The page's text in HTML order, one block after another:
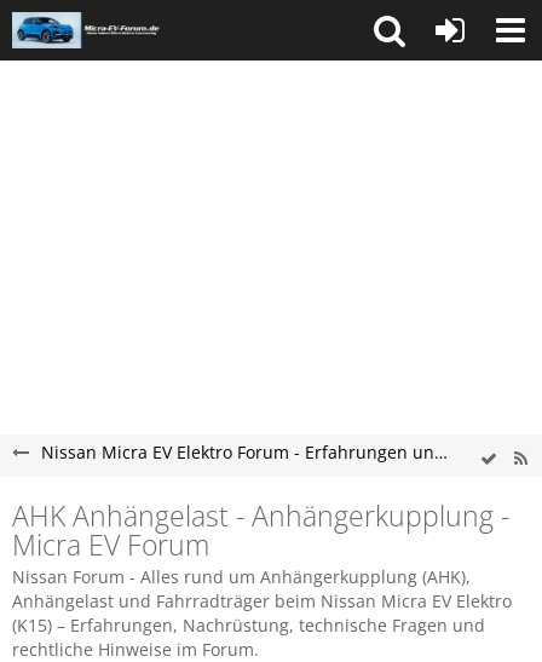
Nissan Micra EV Elektro Forum - Erfahrungen und Probleme
AHK Anhängelast - Anhängerkupplung -
Micra EV Forum
Nissan Forum - Alles rund um Anhängerkupplung (AHK),
Anhängelast und Fahrradträger beim Nissan Micra EV Elektro
(K15) – Erfahrungen, Nachrüstung, technische Fragen und
rechtliche Hinweise im Forum.